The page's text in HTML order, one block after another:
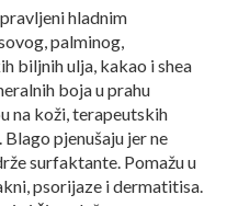
hladnim
palminog,
biljnih ulja, kakao i shea
boja u prahu
na koži, terapeutskih
pjenušaju jer ne
surfaktante. Pomažu u
psorijaze i dermatitisa.